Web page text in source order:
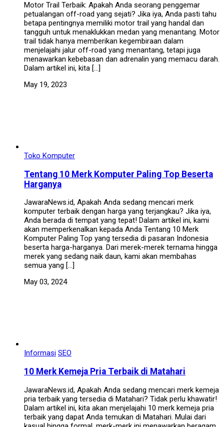
Motor Trail Terbaik: Apakah Anda seorang penggemar
petualangan off-road yang sejati? Jika iya, Anda pasti tahu
betapa pentingnya memiliki motor trail yang handal dan
tangguh untuk menaklukkan medan yang menantang. Motor
trail tidak hanya memberikan kegembiraan dalam
menjelajahi jalur off-road yang menantang, tetapi juga
menawarkan kebebasan dan adrenalin yang memacu darah.
Dalam artikel ini, kita […]
May 19, 2023
Toko Komputer
Tentang 10 Merk Komputer Paling Top Beserta
Harganya
JawaraNews.id, Apakah Anda sedang mencari merk
komputer terbaik dengan harga yang terjangkau? Jika iya,
Anda berada di tempat yang tepat! Dalam artikel ini, kami
akan memperkenalkan kepada Anda Tentang 10 Merk
Komputer Paling Top yang tersedia di pasaran Indonesia
beserta harga-harganya. Dari merek-merek ternama hingga
merek yang sedang naik daun, kami akan membahas
semua yang […]
May 03, 2024
Informasi SEO
10 Merk Kemeja Pria Terbaik di Matahari
JawaraNews.id, Apakah Anda sedang mencari merk kemeja
pria terbaik yang tersedia di Matahari? Tidak perlu khawatir!
Dalam artikel ini, kita akan menjelajahi 10 merk kemeja pria
terbaik yang dapat Anda temukan di Matahari. Mulai dari